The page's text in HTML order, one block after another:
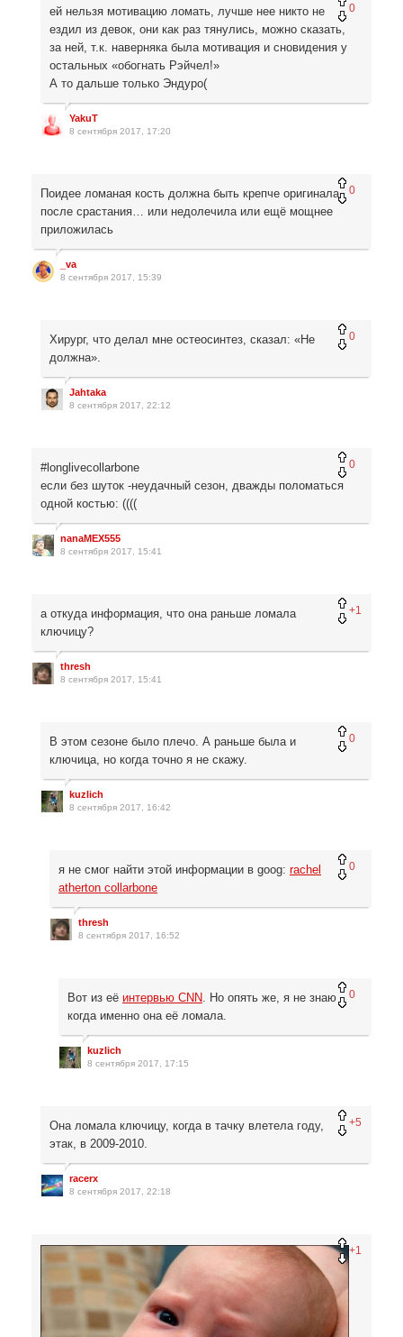
0
ей нельзя мотивацию ломать, лучше нее никто не
ездил из девок, они как раз тянулись, можно сказать,
за ней, т.к. наверняка была мотивация и сновидения у
остальных «обогнать Рэйчел!»
А то дальше только Эндуро(
YakuT
8 сентября 2017, 17:20
0
Поидее ломаная кость должна быть крепче оригинала
после срастания… или недолечила или ещё мощнее
приложилась
_va
8 сентября 2017, 15:39
0
Хирург, что делал мне остеосинтез, сказал: «Не
должна».
Jahtaka
8 сентября 2017, 22:12
0
#longlivecollarbone
если без шуток -неудачный сезон, дважды поломаться
одной костью: ((((
nanaMEX555
8 сентября 2017, 15:41
+1
а откуда информация, что она раньше ломала
ключицу?
thresh
8 сентября 2017, 15:41
0
В этом сезоне было плечо. А раньше была и
ключица, но когда точно я не скажу.
kuzlich
8 сентября 2017, 16:42
0
я не смог найти этой информации в goog: rachel
atherton collarbone
thresh
8 сентября 2017, 16:52
0
Вот из её интервью CNN . Но опять же, я не знаю
когда именно она её ломала.
kuzlich
8 сентября 2017, 17:15
+5
Она ломала ключицу, когда в тачку влетела году,
этак, в 2009-2010.
racerx
8 сентября 2017, 22:18
+1